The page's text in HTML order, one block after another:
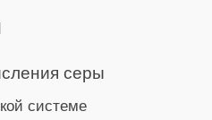
серы
системе